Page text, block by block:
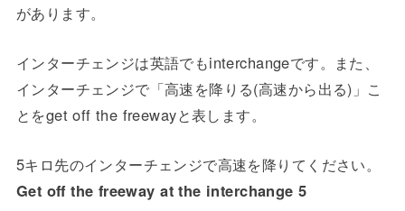
があります。
インターチェンジは英語でもinterchangeです。また、
インターチェンジで「高速を降りる(高速から出る)」こ
とをget off the freewayと表します。
5キロ先のインターチェンジで高速を降りてください。
Get off the freeway at the interchange 5